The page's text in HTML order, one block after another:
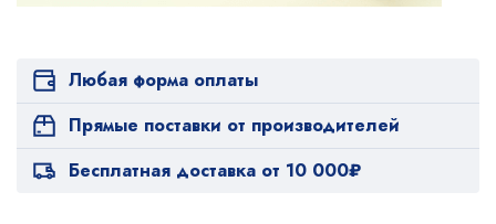
Любая форма оплаты
Прямые поставки от производителей
Бесплатная доставка от 10 000₽